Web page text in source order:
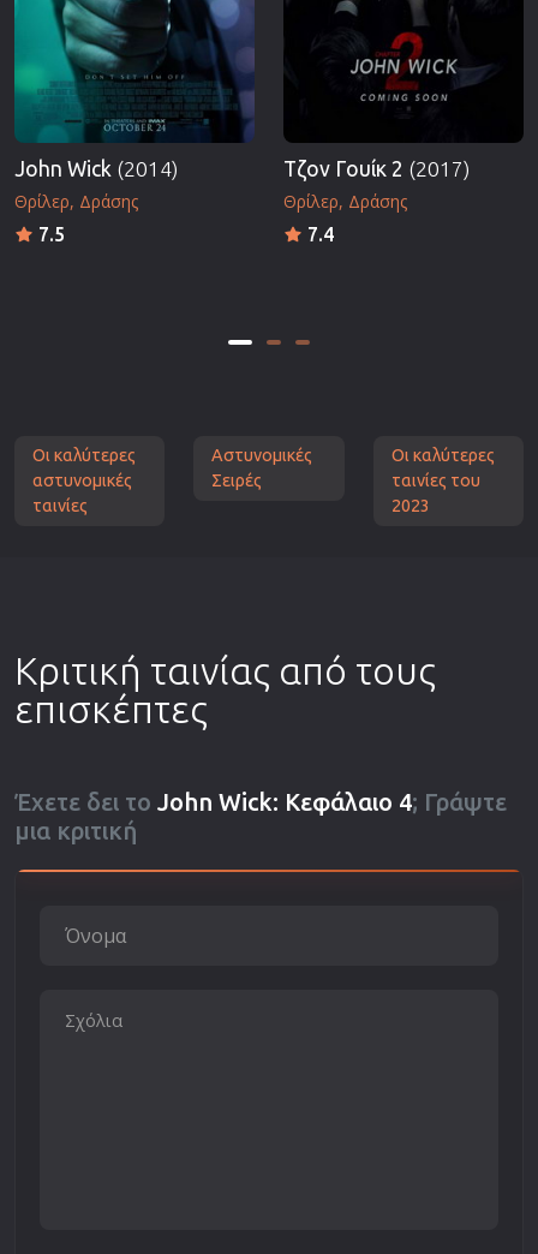
John Wick (2014)
Θρίλερ Δράσης
7.5
Τζον Γουίκ 2 (2017)
Θρίλερ Δράσης
7.4
Οι καλύτερες
αστυνομικές
ταινίες
Αστυνομικές
Σειρές
Οι καλύτερες
ταινίες του
2023
Κριτική ταινίας από τους
επισκέπτες
Έχετε δει το John Wick: Κεφάλαιο 4; Γράψτε
μια κριτική